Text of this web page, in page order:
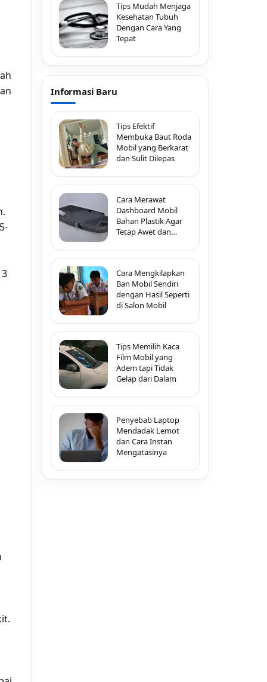
Tips Mudah Menjaga
Kesehatan Tubuh
Dengan Cara Yang
Tepat
Informasi Baru
Tips Efektif
Membuka Baut Roda
Mobil yang Berkarat
dan Sulit Dilepas
Cara Merawat
Dashboard Mobil
Bahan Plastik Agar
Tetap Awet dan
Cara Mengkilapkan
Ban Mobil Sendiri
dengan Hasil Seperti
di Salon Mobil
Tips Memilih Kaca
Film Mobil yang
Adem tapi Tidak
Gelap dari Dalam
Penyebab Laptop
Mendadak Lemot
dan Cara Instan
Mengatasinya